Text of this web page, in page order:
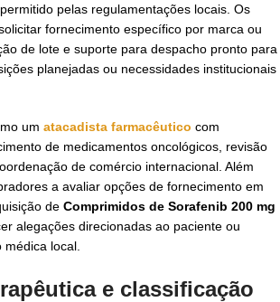
pelas regulamentações locais. Os
fornecimento específico por marca ou
de lote e suporte para despacho pronto para
planejadas ou necessidades institucionais
um atacadista farmacêutico com
de medicamentos oncológicos, revisão
de comércio internacional. Além
a avaliar opções de fornecimento em
de Comprimidos de Sorafenib 200 mg
alegações direcionadas ao paciente ou
local.
e classificação